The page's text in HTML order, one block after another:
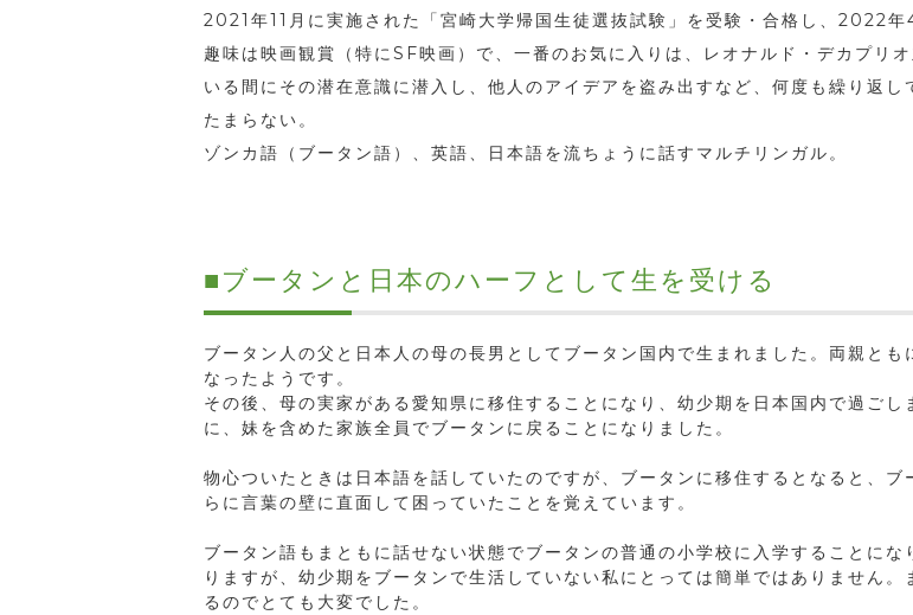
2021年11月に実施された「宮崎大学帰国生徒選抜試験」を受験・合格し、2022年
趣味は映画観賞（特にSF映画）で、一番のお気に入りは、レオナルド・デカプ
いる間にその潜在意識に潜入し、他人のアイデアを盗み出すなど、何度も繰り返
たまらない。
ゾンカ語（ブータン語）、英語、日本語を流ちょうに話すマルチリンガル。
■ブータンと日本のハーフとして生を受ける
ブータン人の父と日本人の母の長男としてブータン国内で生まれました。両親と
なったようです。
その後、母の実家がある愛知県に移住することになり、幼少期を日本国内で過ご
に、妹を含めた家族全員でブータンに戻ることになりました。
物心ついたときは日本語を話していたのですが、ブータンに移住するとなると、
らに言葉の壁に直面して困っていたことを覚えています。
ブータン語もまともに話せない状態でブータンの普通の小学校に入学することに
りますが、幼少期をブータンで生活していない私にとっては簡単ではありません
るのでとても大変でした。